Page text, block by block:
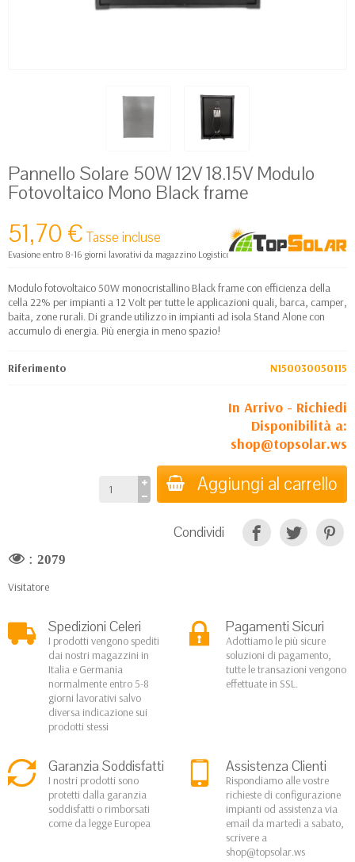
Pannello Solare 50W 12V 18.15V Modulo
Fotovoltaico Mono Black frame
51,70 € Tasse incluse
Evasione entro 8-16 giorni lavorativi da magazzino Logistico Europa
Modulo fotovoltaico 50W monocristallino Black frame con efficienza della
cella 22% per impianti a 12 Volt per tutte le applicazioni quali, barca, camper,
baita, zone rurali. Di grande utilizzo in impianti ad isola Stand Alone con
accumulo di energia. Più energia in meno spazio!
Riferimento N150030050115
In Arrivo - Richiedi
Disponibilità a:
shop@topsolar.ws
Aggiungi al carrello
Condividi
: 2079
Visitatore
Spedizioni Celeri
I prodotti vengono spediti
dai nostri magazzini in
Italia e Germania
normalmente entro 5-8
giorni lavorativi salvo
diversa indicazione sui
prodotti stessi
Pagamenti Sicuri
Adottiamo le più sicure
soluzioni di pagamento,
tutte le transazioni vengono
effettuate in SSL.
Garanzia Soddisfatti
I nostri prodotti sono
protetti dalla garanzia
soddisfatti o rimborsati
come da legge Europea
Assistenza Clienti
Rispondiamo alle vostre
richieste di configurazione
impianti od assistenza via
email da martedì a sabato,
scrivere a
shop@topsolar.ws